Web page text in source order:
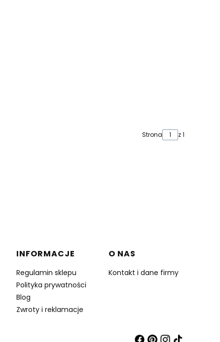
Strona z 1
INFORMACJE
Regulamin sklepu
Polityka prywatności
Blog
Zwroty i reklamacje
O NAS
Kontakt i dane firmy